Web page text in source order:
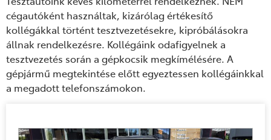
cégautóként használtak, kizárólag értékesítő
kollégákkal történt tesztvezetésekre, kipróbálásokra
állnak rendelkezésre. Kollégáink odafigyelnek a
tesztvezetés során a gépkocsik megkímélésére. A
gépjármű megtekintése előtt egyeztessen kollégáinkkal
a megadott telefonszámokon.